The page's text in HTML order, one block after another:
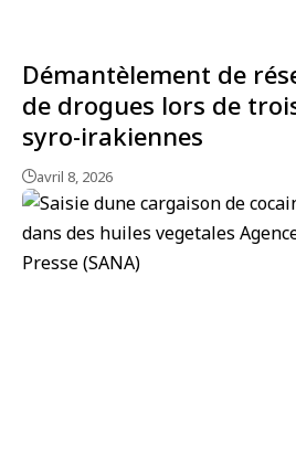
Démantèlement de
de drogues lors de
syro-irakiennes
avril 8, 2026